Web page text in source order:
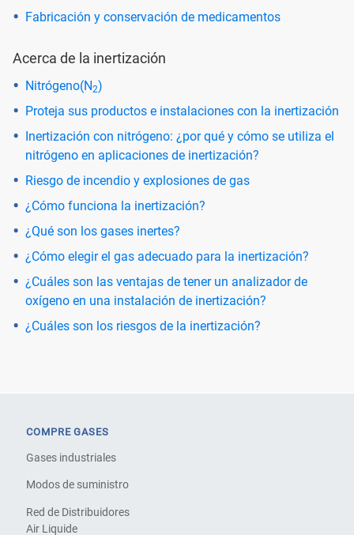
Fabricación y conservación de medicamentos
Acerca de la inertización
Nitrógeno(N2)
Proteja sus productos e instalaciones con la inertización
Inertización con nitrógeno: ¿por qué y cómo se utiliza el
nitrógeno en aplicaciones de inertización?
Riesgo de incendio y explosiones de gas
¿Cómo funciona la inertización?
¿Qué son los gases inertes?
¿Cómo elegir el gas adecuado para la inertización?
¿Cuáles son las ventajas de tener un analizador de
oxígeno en una instalación de inertización?
¿Cuáles son los riesgos de la inertización?
COMPRE GASES
Gases industriales
Modos de suministro
Red de Distribuidores
Air Liquide